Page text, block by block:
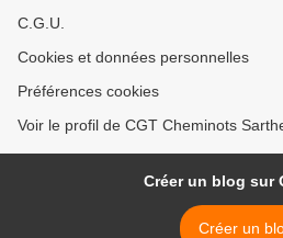
C.G.U.
Cookies et données personnelles
Préférences cookies
Voir le profil de CGT Cheminots
Créer un blog sur
Créer un